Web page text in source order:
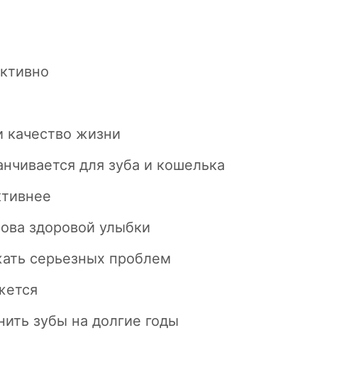
качество жизни
для зуба и кошелька
здоровой улыбки
серьезных проблем
зубы на долгие годы